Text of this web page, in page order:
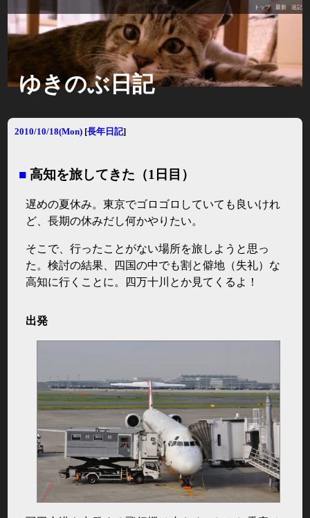
トップ 最新 追記
ゆきのぶ日記
2010/10/18(Mon) [長年日記]
■ 高知を旅してきた（1日目）
遅めの夏休み。東京でゴロゴロしていても良いけれ
ど、長期の休みだし何かやりたい。
そこで、行ったことがない場所を旅しようと思っ
た。検討の結果、四国の中でも割と僻地（失礼）な
高知に行くことに。四万十川とか見てくるよ！
出発